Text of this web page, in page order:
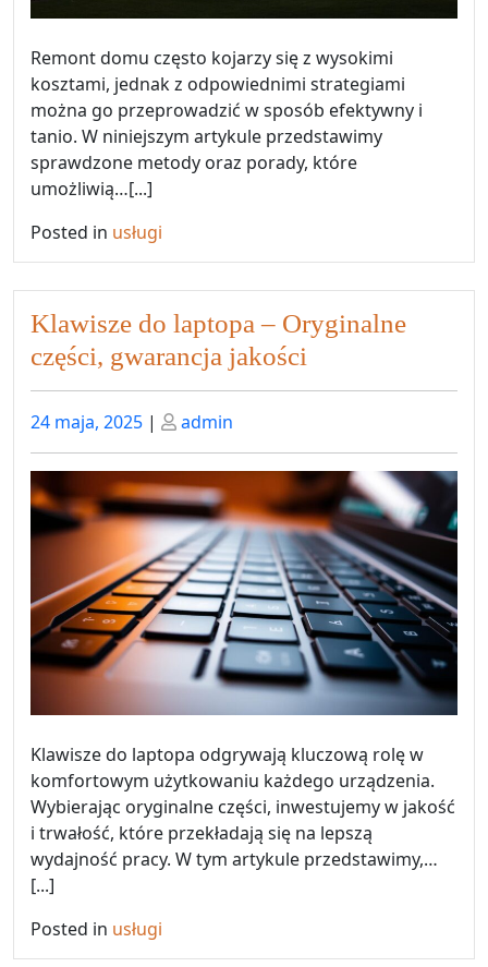
Remont domu często kojarzy się z wysokimi
kosztami, jednak z odpowiednimi strategiami
można go przeprowadzić w sposób efektywny i
tanio. W niniejszym artykule przedstawimy
sprawdzone metody oraz porady, które
umożliwią…[...]
Posted in usługi
Klawisze do laptopa – Oryginalne
części, gwarancja jakości
Posted
on
24 maja, 2025 | Posted
on
admin
Klawisze do laptopa odgrywają kluczową rolę w
komfortowym użytkowaniu każdego urządzenia.
Wybierając oryginalne części, inwestujemy w jakość
i trwałość, które przekładają się na lepszą
wydajność pracy. W tym artykule przedstawimy,…
[...]
Posted in usługi